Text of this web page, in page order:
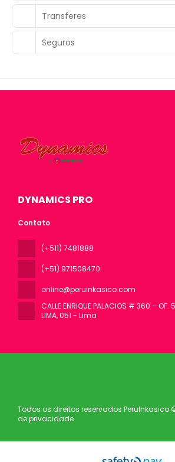
Transferes
Seguros
DYNAMICS PRO
Contato
(+511) 7481888
(+51) 971508470
online@peruinkasico.com
CALLE ENRIQUE PALACIOS # 360 – OF.
LIMA, 051 - Lima
Todos os direitos reservados PeruInkasico
de privacidade